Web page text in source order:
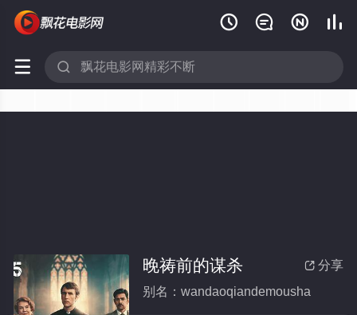
   
 
 分享
晚祷前的谋杀
别名：wandaoqiandemousha